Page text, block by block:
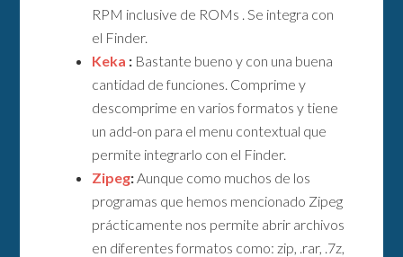
RPM inclusive de ROMs . Se integra con
el Finder.
Keka : Bastante bueno y con una buena
cantidad de funciones. Comprime y
descomprime en varios formatos y tiene
un add-on para el menu contextual que
permite integrarlo con el Finder.
Zipeg:Aunque como muchos de los
programas que hemos mencionado Zipeg
prácticamente nos permite abrir archivos
en diferentes formatos como: zip, .rar, .7z,